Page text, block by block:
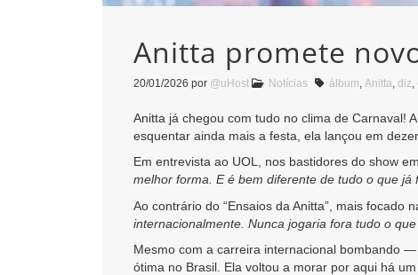
Anitta promete
20/01/2026 por @uHost Notícias álbum Anitta diz
Anitta já chegou com tudo no clima de Carnaval!
esquentar ainda mais a festa, ela lançou em
Em entrevista ao UOL, nos bastidores do show
melhor forma. E é bem diferente de tudo o que já
Ao contrário do “Ensaios da Anitta”, mais
internacionalmente. Nunca jogaria fora tudo o
Mesmo com a carreira internacional bombando
ótima no Brasil. Ela voltou a morar por aqui há